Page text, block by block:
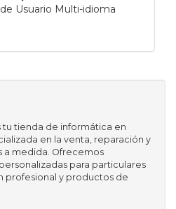
Usuario Multi-idioma
tu tienda de informática en
en la venta, reparación y
medida. Ofrecemos
para particulares
profesional y productos de